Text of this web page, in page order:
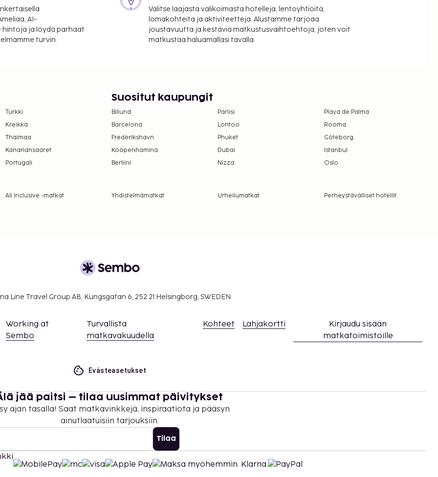
lapsilta.
maksut.
päivä
ei saa tuoda
huoneissa.
uloskirjautuminen ovat
AI-
ja löydä parhaat
turvin.
Valitse laajasta valikoimasta hotelleja, lentoyhtiöitä,
lomakohteita ja aktiviteetteja. Alustamme tarjoaa
joustavuutta ja kestäviä matkustusvaihtoehtoja, joten voit
matkustaa haluamallasi tavalla.
Turkki
Kreikka
Thaimaa
Kanariansaaret
Portugali
Suositut kaupungit
Billund Pariisi
Playa de Palma
Barcelona
Lontoo
Rooma
Frederikshavn
Phuket
Göteborg
Kööpenhamina
Dubai
Istanbul
Berliini
Nizza Oslo
All Inclusive -matkat Yhdistelmämatkat Urheilumatkat
Perheystävälliset hotellit
Line Travel Group AB, Kungsgatan 6, 252 21 Helsingborg, SWEDEN
Working at
Sembo
Turvallista
matkavakuudella
Kohteet Lahjakortti
Kirjaudu sisään
matkatoimistoille
Evästeasetukset
jää paitsi – tilaa uusimmat päivitykset
ajan tasalla! Saat matkavinkkejä, inspiraatiota ja pääsyn
ainutlaatuisiin tarjouksiin.
Tilaa